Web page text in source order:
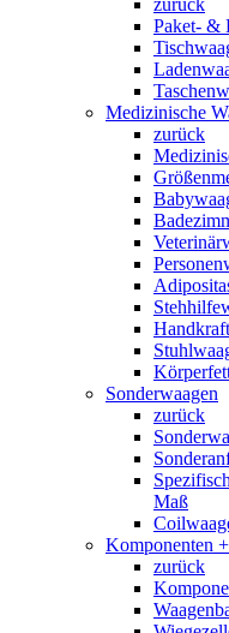
zurück
Paket- &
Medizinische
zurück
Sonderwaagen
zurück
Maß
Komponenten
zurück